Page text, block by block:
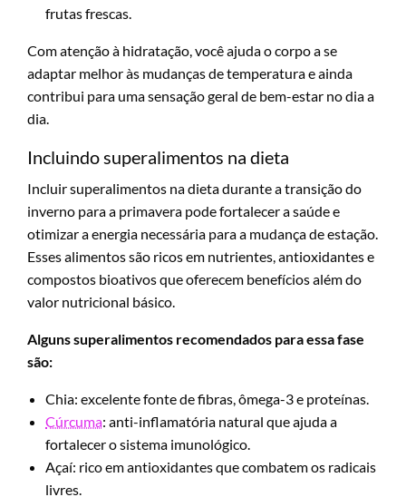
frutas frescas.
Com atenção à hidratação, você ajuda o corpo a se
adaptar melhor às mudanças de temperatura e ainda
contribui para uma sensação geral de bem-estar no dia a
dia.
Incluindo superalimentos na dieta
Incluir superalimentos na dieta durante a transição do
inverno para a primavera pode fortalecer a saúde e
otimizar a energia necessária para a mudança de estação.
Esses alimentos são ricos em nutrientes, antioxidantes e
compostos bioativos que oferecem benefícios além do
valor nutricional básico.
Alguns superalimentos recomendados para essa fase
são:
Chia: excelente fonte de fibras, ômega-3 e proteínas.
Cúrcuma: anti-inflamatória natural que ajuda a
fortalecer o sistema imunológico.
Açaí: rico em antioxidantes que combatem os radicais
livres.